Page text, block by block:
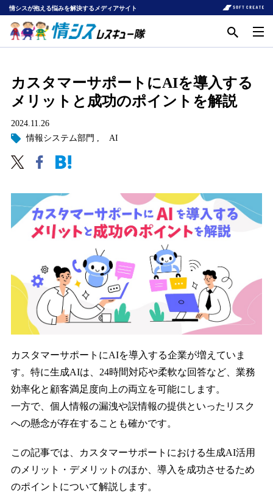
情シスが抱える悩みを解決するメディアサイト
カスタマーサポートにAIを導入する
メリットと成功のポイントを解説
2024.11.26
情報システム部門
AI
カスタマーサポートにAIを導入する企業が増えていま
す。特に生成AIは、24時間対応や柔軟な回答など、業務
効率化と顧客満足度向上の両立を可能にします。
一方で、個人情報の漏洩や誤情報の提供といったリスク
への懸念が存在することも確かです。
この記事では、カスタマーサポートにおける生成AI活用
のメリット・デメリットのほか、導入を成功させるため
のポイントについて解説します。